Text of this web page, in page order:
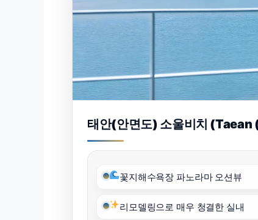
태안(안면도) 소울비치
꽃지해수욕장 파노라마 오션뷰
리모델링으로 매우 청결한 실내